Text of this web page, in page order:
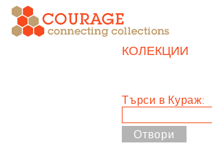
КОЛЕКЦИИ
Търси в Кураж: